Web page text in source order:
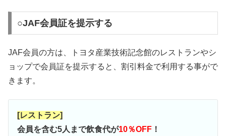
○JAF会員証を提示する
JAF会員の方は、トヨタ産業技術記念館のレストランやシ
ョップで会員証を提示すると、割引料金で利用する事がで
きます。
[レストラン]
会員を含む5人まで飲食代が10％OFF ！